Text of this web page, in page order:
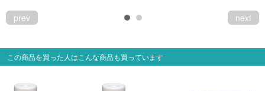
prev next
この商品を買った人はこんな商品も買っています